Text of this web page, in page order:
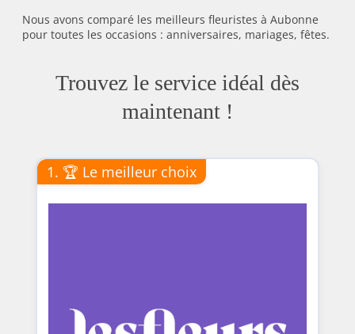
Nous avons comparé les meilleurs fleuristes à Aubonne
pour toutes les occasions : anniversaires, mariages, fêtes.
Trouvez le service idéal dès
maintenant !
1. 🏆 Le meilleur choix